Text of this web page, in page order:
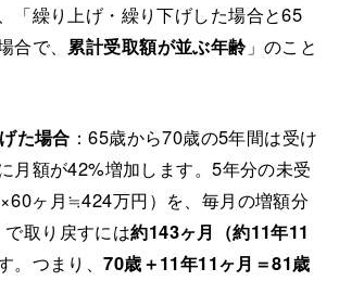
「繰り上げ・繰り下げした場合と65
で、 累計受取額が並ぶ年齢 」のこと
た場合 ：65歳から70歳の5年間は受け
月額が42%増加します。5年分の未受
ヶ月≒424万円）を、毎月の増額分
で取り戻すには約143ヶ月（約11年11
。つまり、70歳＋11年11ヶ月＝81歳